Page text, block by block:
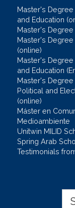
Master's
and Education
Master's
Master's
(online)
Master's
and Education
Master's
Political and
(online)
Máster en
Medioambiente
Unitwin MILID
Spring Arab
Testimonials